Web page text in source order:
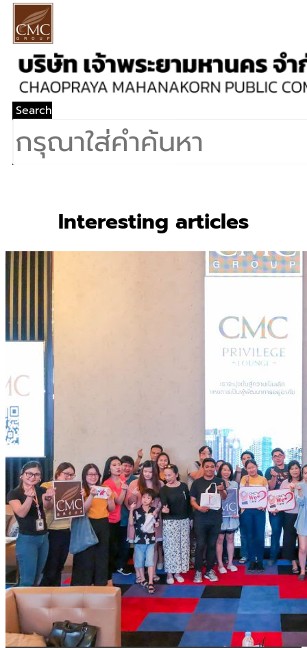
Search
Interesting articles